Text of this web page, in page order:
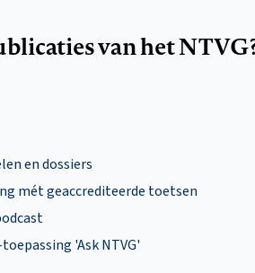
van het
en dossiers
mét geaccrediteerde toetsen
'Ask NTVG'